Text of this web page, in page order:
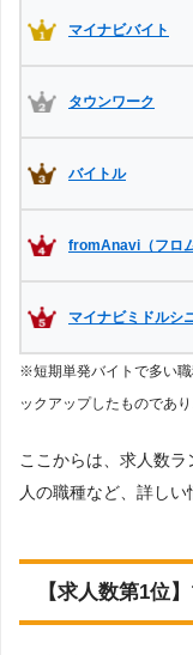
マイナビバイト
タウンワーク
バイトル
fromAnavi（フロ
マイナビミドルシ
※短期単発バイトで多い
ックアップしたものであ
ここからは、求人数
人の職種など、詳しい
【求人数第1位